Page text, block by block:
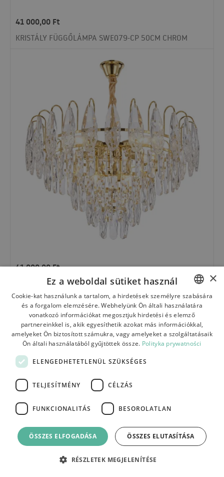
41 000,00 Ft
KRISTÁLY FÜGGŐLÁMPA SWE079-CP 50CM CHROM
41 000,00Ft
KRISTÁLY FÜGGŐLÁMPA SWE080-CP 50CM GOLD
POLISH
BULGARIAN
CZECH
ROMANIAN
×
Ez a weboldal sütiket használ
Cookie-kat használunk a tartalom, a hirdetések személyre szabására
és a forgalom elemzésére. Webhelyünk Ön általi használatára
vonatkozó információkat megosztjuk hirdetési és elemző
partnereinkkel is, akik egyesíthetik azokat más információkkal,
amelyeket Ön biztosított számukra, vagy amelyeket a szolgáltatásaik
Ön általi használatából gyűjtöttek össze. Polityka prywatności
ELENGEDHETETLENÜL SZÜKSÉGES
TELJESÍTMÉNY CÉLZÁS
FUNKCIONALITÁS BESOROLATLAN
ÖSSZES ELFOGADÁSA ÖSSZES ELUTASÍTÁSA
RÉSZLETEK MEGJELENÍTÉSE